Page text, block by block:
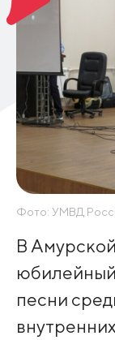
Фото: УМВД
В
юбилейный
песни